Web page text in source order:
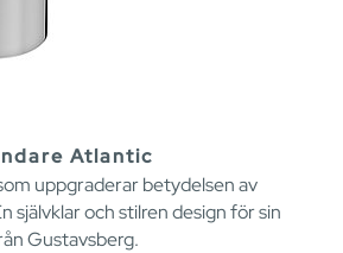
Atlantic
uppgraderar betydelsen av
självklar och stilren design för sin
Gustavsberg.